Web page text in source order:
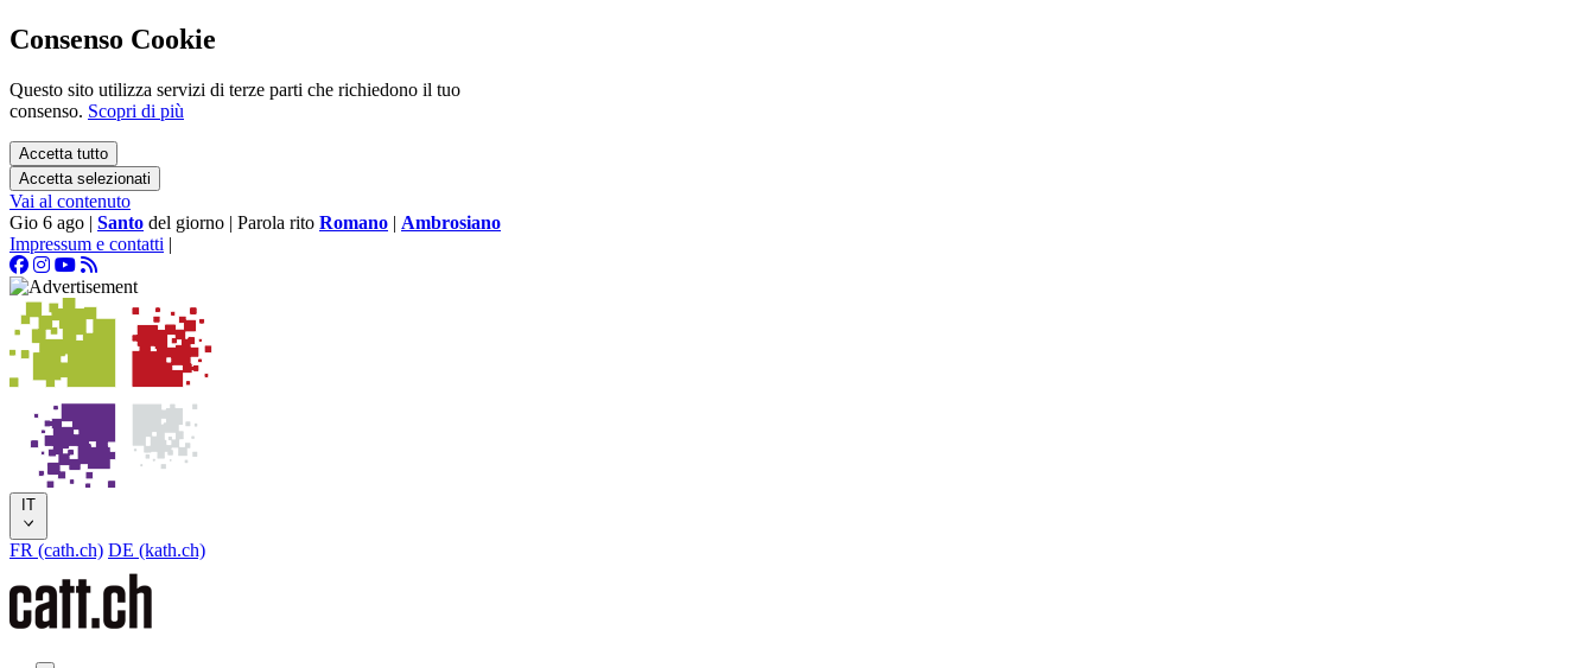
Consenso Cookie
Questo sito utilizza servizi di terze parti che richiedono il tuo
consenso. Scopri di più
Accetta tutto
Accetta selezionati
Vai al contenuto
Gio 6 ago | Santo del giorno | Parola rito Romano | Ambrosiano
Impressum e contatti |
IT
FR (cath.ch) DE (kath.ch)